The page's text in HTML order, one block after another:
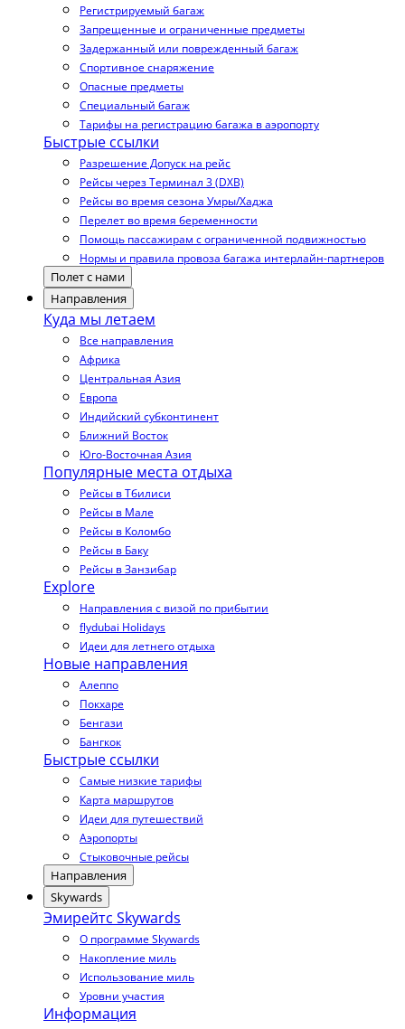
Регистрируемый багаж
Запрещенные и ограниченные предметы
Задержанный или поврежденный багаж
Спортивное снаряжение
Опасные предметы
Специальный багаж
Тарифы на регистрацию багажа в аэропорту
Быстрые ссылки
Разрешение Допуск на рейс
Рейсы через Терминал 3 (DXB)
Рейсы во время сезона Умры/Хаджа
Перелет во время беременности
Помощь пассажирам с ограниченной подвижностью
Нормы и правила провоза багажа интерлайн-партнеров
Полет с нами
Направления
Куда мы летаем
Все направления
Африка
Центральная Азия
Европа
Индийский субконтинент
Ближний Восток
Юго-Восточная Азия
Популярные места отдыха
Рейсы в Тбилиси
Рейсы в Мале
Рейсы в Коломбо
Рейсы в Баку
Рейсы в Занзибар
Explore
Направления с визой по прибытии
flydubai Holidays
Идеи для летнего отдыха
Новые направления
Алеппо
Покхаре
Бенгази
Бангкок
Быстрые ссылки
Самые низкие тарифы
Карта маршрутов
Идеи для путешествий
Аэропорты
Стыковочные рейсы
Направления
Skywards
Эмирейтс Skywards
О программе Skywards
Накопление миль
Использование миль
Уровни участия
Информация